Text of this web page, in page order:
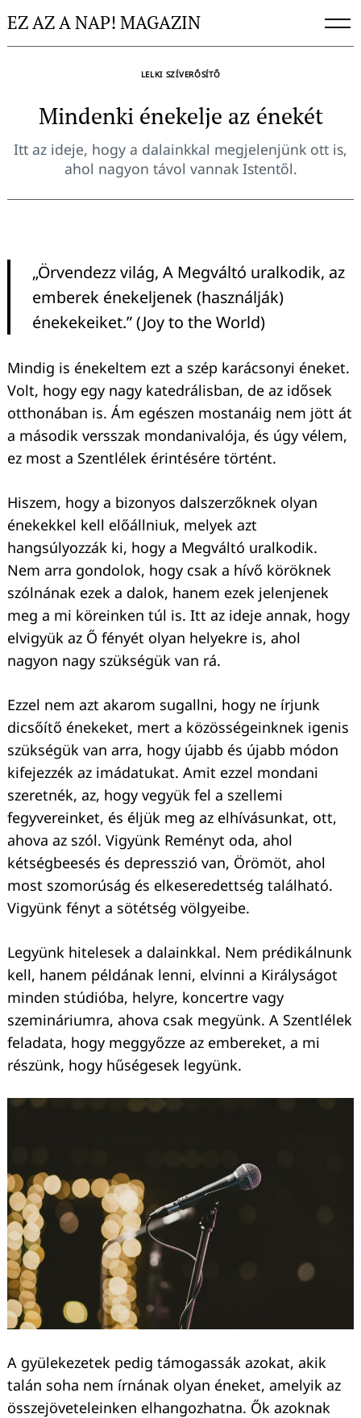
toEZ AZ A NAP! MAGAZIN
LELKI SZÍVERŐSÍTŐ
Mindenki énekelje az énekét
Itt az ideje, hogy a dalainkkal megjelenjünk ott is,
ahol nagyon távol vannak Istentől.
„Örvendezz világ, A Megváltó uralkodik, az
emberek énekeljenek (használják)
énekekeiket.” (Joy to the World)
Mindig is énekeltem ezt a szép karácsonyi éneket.
Volt, hogy egy nagy katedrálisban, de az idősek
otthonában is. Ám egészen mostanáig nem jött át
a második versszak mondanivalója, és úgy vélem,
ez most a Szentlélek érintésére történt.
Hiszem, hogy a bizonyos dalszerzőknek olyan
énekekkel kell előállniuk, melyek azt
hangsúlyozzák ki, hogy a Megváltó uralkodik.
Nem arra gondolok, hogy csak a hívő köröknek
szólnának ezek a dalok, hanem ezek jelenjenek
meg a mi köreinken túl is. Itt az ideje annak, hogy
elvigyük az Ő fényét olyan helyekre is, ahol
nagyon nagy szükségük van rá.
Ezzel nem azt akarom sugallni, hogy ne írjunk
dicsőítő énekeket, mert a közösségeinknek igenis
szükségük van arra, hogy újabb és újabb módon
kifejezzék az imádatukat. Amit ezzel mondani
szeretnék, az, hogy vegyük fel a szellemi
fegyvereinket, és éljük meg az elhívásunkat, ott,
ahova az szól. Vigyünk Reményt oda, ahol
kétségbeesés és depresszió van, Örömöt, ahol
most szomorúság és elkeseredettség található.
Vigyünk fényt a sötétség völgyeibe.
Legyünk hitelesek a dalainkkal. Nem prédikálnunk
kell, hanem példának lenni, elvinni a Királyságot
minden stúdióba, helyre, koncertre vagy
szemináriumra, ahova csak megyünk. A Szentlélek
feladata, hogy meggyőzze az embereket, a mi
részünk, hogy hűségesek legyünk.
A gyülekezetek pedig támogassák azokat, akik
talán soha nem írnának olyan éneket, amelyik az
összejöveteleinken elhangozhatna. Ők azoknak